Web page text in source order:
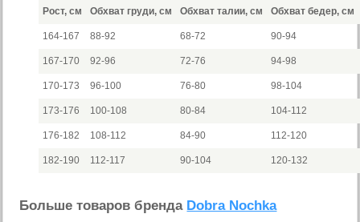
Рост, см Обхват груди, см Обхват талии, см Обхват бедер, см
164-167 88-92 68-72 90-94
167-170 92-96 72-76 94-98
170-173 96-100 76-80 98-104
173-176 100-108 80-84 104-112
176-182 108-112 84-90 112-120
182-190 112-117 90-104 120-132
Больше товаров бренда Dobra Nochka